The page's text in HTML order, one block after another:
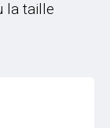
la taille